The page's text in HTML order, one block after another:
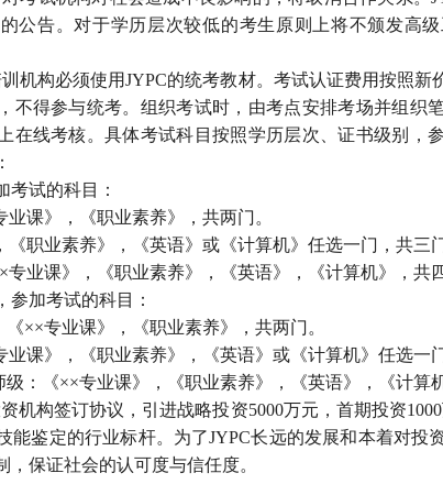
公告。对于学历层次较低的考生原则上将不颁发高
机构必须使用JYPC的统考教材。考试认证费用按照新
不得参与统考。组织考试时，由考点安排考场并组织
在线考核。具体考试科目按照学历层次、证书级别，
考试的科目：
课》，《职业素养》，共两门。
《职业素养》，《英语》或《计算机》任选一门，共三门
业课》，《职业素养》，《英语》，《计算机》，共
参加考试的科目：
××专业课》，《职业素养》，共两门。
业课》，《职业素养》，《英语》或《计算机》任选一
：《××专业课》，《职业素养》，《英语》，《计算
机构签订协议，引进战略投资5000万元，首期投资
能鉴定的行业标杆。为了JYPC长远的发展和本着对投
，保证社会的认可度与信任度。